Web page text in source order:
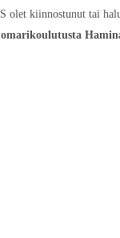
olet kiinnostunut tai